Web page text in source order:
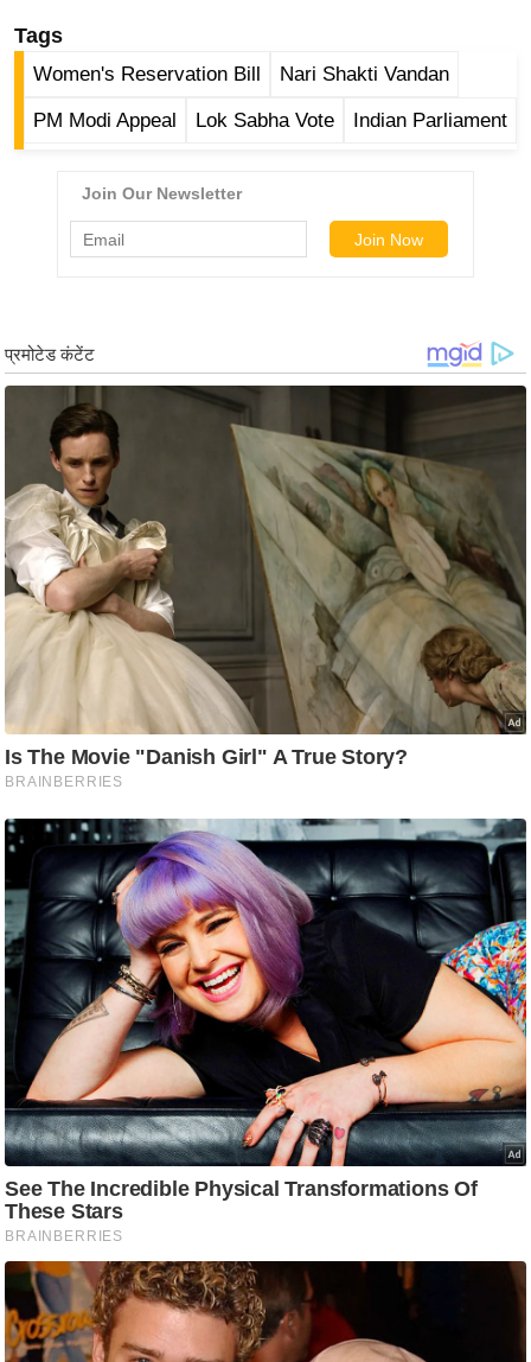
ज
न
ज
ली
ल्म
स
मी
क्षा
B
r
a
k
i
N
e
फ
स्टा
इ
ल
टे
क्नॉ
जी
ब्यू
टी
Tags
Women's Reservation Bill Nari Shakti Vandan
PM Modi Appeal Lok Sabha Vote Indian Parliament